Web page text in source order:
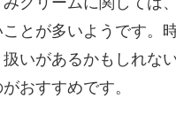
とが多いようです。
いがあるかもしれない
おすすめです。